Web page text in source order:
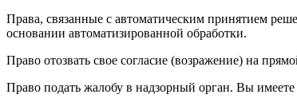
Права, связанные с автоматическим принятием
основании автоматизированной обработки.
Право отозвать свое согласие (возражение) на
Право подать жалобу в надзорный орган. Вы